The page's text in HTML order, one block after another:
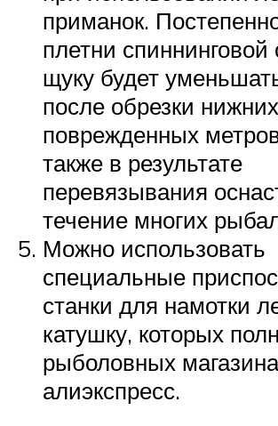
приманок.
плетни спиннинговой
щуку будет
после обрезки нижних
поврежденных
также в результате
перевязывания
течение многих
Можно использовать
специальные
станки для намотки
катушку, которых
рыболовных
алиэкспресс.